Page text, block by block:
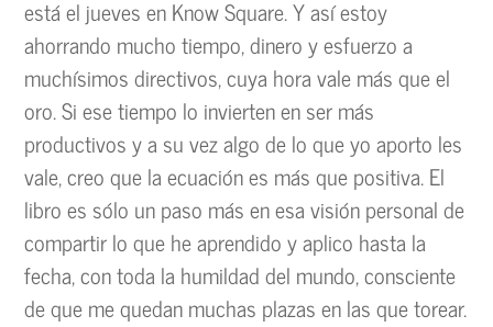
está el jueves en Know Square. Y así estoy
ahorrando mucho tiempo, dinero y esfuerzo a
muchísimos directivos, cuya hora vale más que el
oro. Si ese tiempo lo invierten en ser más
productivos y a su vez algo de lo que yo aporto les
vale, creo que la ecuación es más que positiva. El
libro es sólo un paso más en esa visión personal de
compartir lo que he aprendido y aplico hasta la
fecha, con toda la humildad del mundo, consciente
de que me quedan muchas plazas en las que torear.